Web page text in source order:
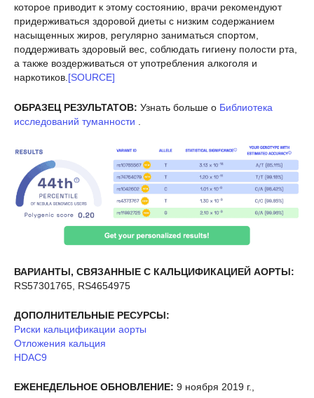
которое приводит к этому состоянию, врачи рекомендуют
придерживаться здоровой диеты с низким содержанием
насыщенных жиров, регулярно заниматься спортом,
поддерживать здоровый вес, соблюдать гигиену полости рта,
а также воздерживаться от употребления алкоголя и
наркотиков. [SOURCE]
ОБРАЗЕЦ РЕЗУЛЬТАТОВ: Узнать больше о Библиотека
исследований туманности
ВАРИАНТЫ, СВЯЗАННЫЕ С КАЛЬЦИФИКАЦИЕЙ АОРТЫ:
RS57301765, RS4654975
ДОПОЛНИТЕЛЬНЫЕ РЕСУРСЫ:
Риски кальцификации аорты
Отложения кальция
HDAC9
ЕЖЕНЕДЕЛЬНОЕ ОБНОВЛЕНИЕ: 9 ноября 2019 г.,